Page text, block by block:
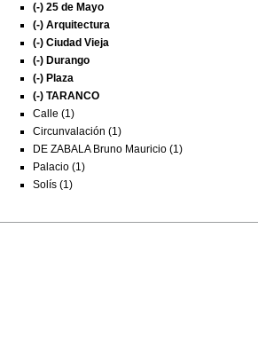
(-) 25 de Mayo
(-) Arquitectura
(-) Ciudad Vieja
(-) Durango
(-) Plaza
(-) TARANCO
Calle (1)
Circunvalación (1)
DE ZABALA Bruno Mauricio (1)
Palacio (1)
Solís (1)